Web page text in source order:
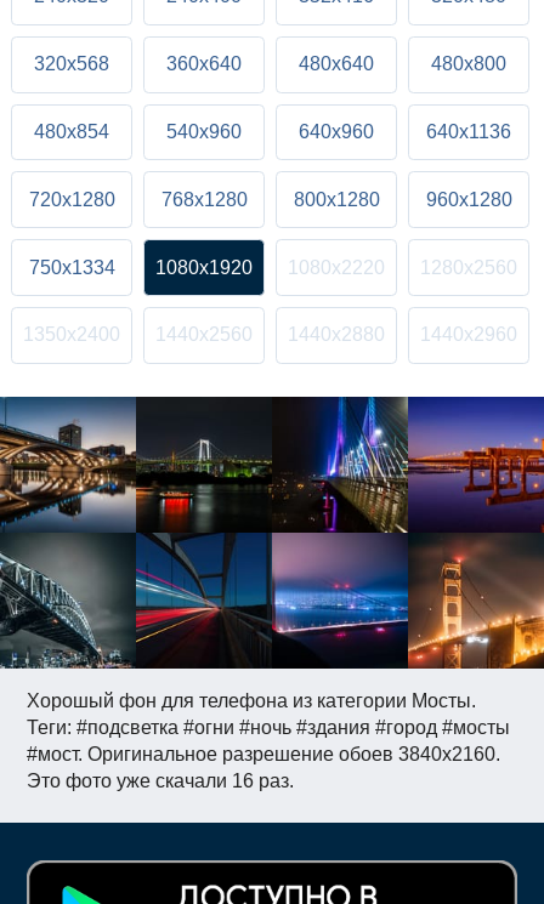
Хорошый фон для телефона из категории Мосты.
Теги: #подсветка #огни #ночь #здания #город #мосты
#мост. Оригинальное разрешение обоев 3840x2160.
Это фото уже скачали 16 раз.
320x568 360x640 480x640 480x800
480x854 540x960 640x960 640x1136
720x1280 768x1280 800x1280 960x1280
750x1334 1080x1920 1080x2220 1280x2560
1350x2400 1440x2560 1440x2880 1440x2960